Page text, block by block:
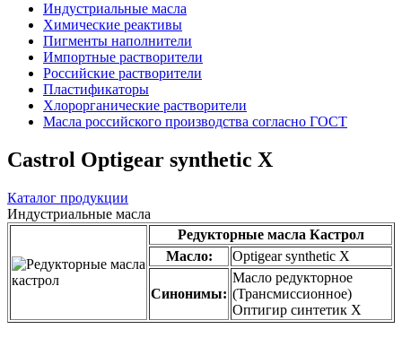
Индустриальные масла
Химические реактивы
Пигменты наполнители
Импортные растворители
Российские растворители
Пластификаторы
Хлорорганические растворители
Масла российского производства согласно ГОСТ
Castrol Optigear synthetic X
Каталог продукции
Индустриальные масла
Редукторные масла Кастрол
Масло:
Optigear synthetic X
Синонимы:
Масло редукторное
(Трансмиссионное)
Оптигир синтетик Х